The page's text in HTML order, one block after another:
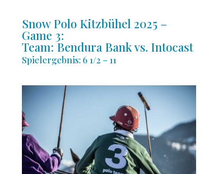
Snow Polo Kitzbühel 2025 –
Game 3:
Team: Bendura Bank vs. Intocast
Spielergebnis: 6 1/2 – 11